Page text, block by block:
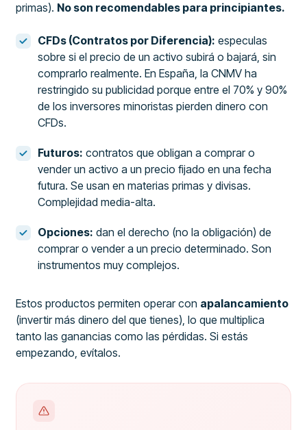
primas). No son recomendables para principiantes.
CFDs (Contratos por Diferencia): especulas
sobre si el precio de un activo subirá o bajará, sin
comprarlo realmente. En España, la CNMV ha
restringido su publicidad porque entre el 70% y 90%
de los inversores minoristas pierden dinero con
CFDs.
Futuros: contratos que obligan a comprar o
vender un activo a un precio fijado en una fecha
futura. Se usan en materias primas y divisas.
Complejidad media-alta.
Opciones: dan el derecho (no la obligación) de
comprar o vender a un precio determinado. Son
instrumentos muy complejos.
Estos productos permiten operar con apalancamiento
(invertir más dinero del que tienes), lo que multiplica
tanto las ganancias como las pérdidas. Si estás
empezando, evítalos.